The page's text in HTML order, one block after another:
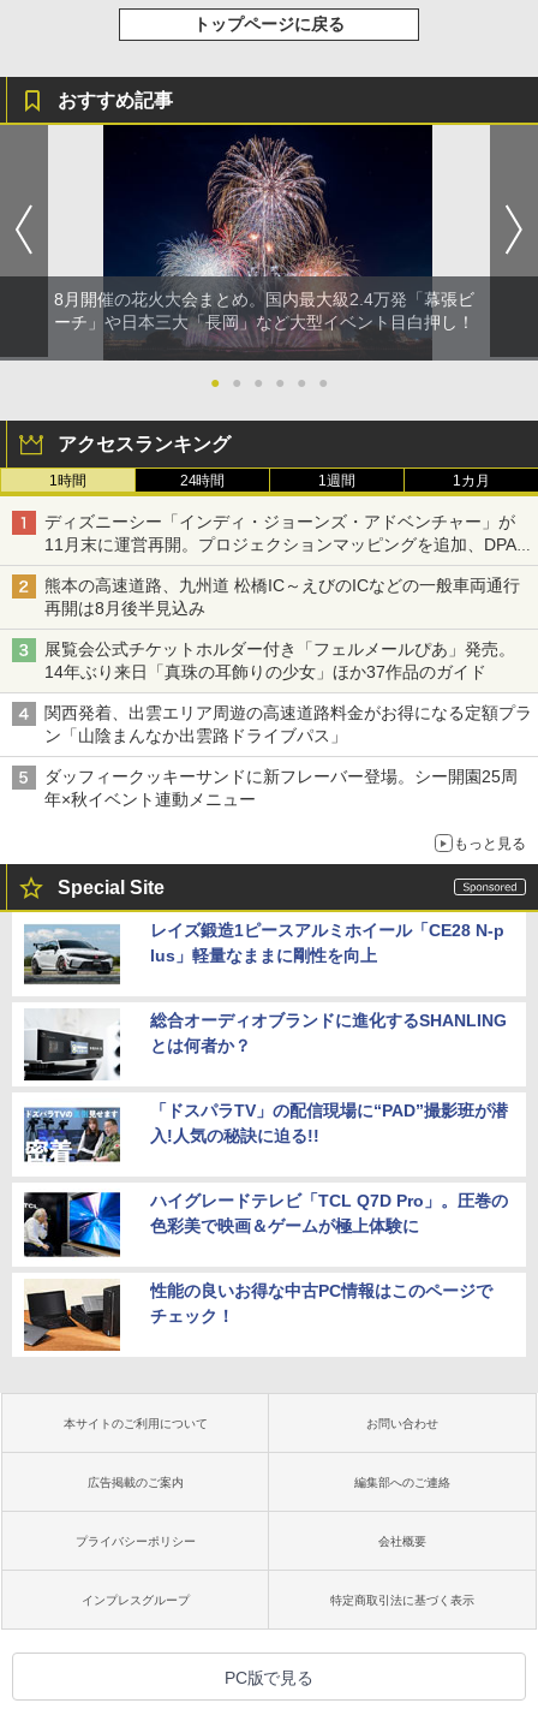
トップページに戻る
おすすめ記事
8月開催の花火大会まとめ。国内最大級2.4万発「幕張ビ
ーチ」や日本三大「長岡」など大型イベント目白押し！
● ● ● ● ● ●
アクセスランキング
1時間 24時間 1週間 1カ月
ディズニーシー「インディ・ジョーンズ・アドベンチャー」が
11月末に運営再開。プロジェクションマッピングを追加、DPA
は1500円
熊本の高速道路、九州道 松橋IC～えびのICなどの一般車両通行
再開は8月後半見込み
展覧会公式チケットホルダー付き「フェルメールぴあ」発売。
14年ぶり来日「真珠の耳飾りの少女」ほか37作品のガイド
関西発着、出雲エリア周遊の高速道路料金がお得になる定額プラ
ン「山陰まんなか出雲路ドライブパス」
ダッフィークッキーサンドに新フレーバー登場。シー開園25周
年×秋イベント連動メニュー
もっと見る
Special Site
レイズ鍛造1ピースアルミホイール「CE28 N-p
lus」軽量なままに剛性を向上
総合オーディオブランドに進化するSHANLING
とは何者か？
「ドスパラTV」の配信現場に“PAD”撮影班が潜
入!人気の秘訣に迫る!!
ハイグレードテレビ「TCL Q7D Pro」。圧巻の
色彩美で映画＆ゲームが極上体験に
性能の良いお得な中古PC情報はこのページで
チェック！
本サイトのご利用について お問い合わせ
広告掲載のご案内 編集部へのご連絡
プライバシーポリシー 会社概要
インプレスグループ 特定商取引法に基づく表示
PC版で見る